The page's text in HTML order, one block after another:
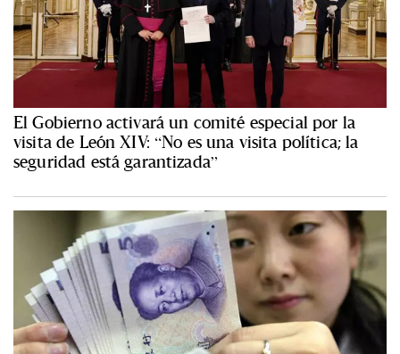
El Gobierno activará un comité especial por la
visita de León XIV: “No es una visita política; la
seguridad está garantizada”